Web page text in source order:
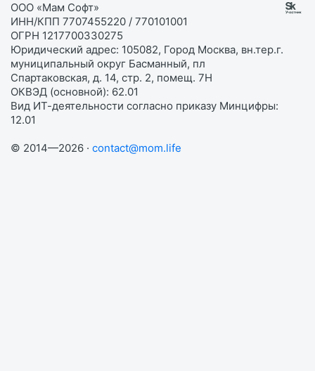
ООО «Мам Софт»
ИНН/КПП 7707455220 / 770101001
ОГРН 1217700330275
Юридический адрес: 105082, Город Москва, вн.тер.г.
муниципальный округ Басманный, пл
Спартаковская, д. 14, стр. 2, помещ. 7Н
ОКВЭД (основной): 62.01
Вид ИТ-деятельности согласно приказу Минцифры:
12.01
© 2014—2026 · contact@mom.life